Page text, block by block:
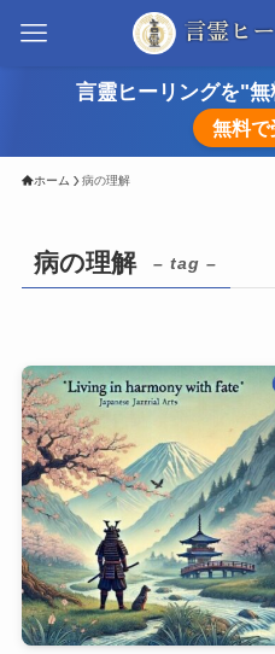
言靈ヒーリングを"
無料で
ホーム 病の理解
病の理解 – tag –